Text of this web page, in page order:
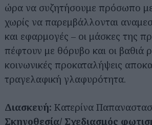
ώρα να συζητήσουμε πρόσωπο
χωρίς να παρεμβάλλονται
και εφαρμογές – οι μάσκες της
πέφτουν με θόρυβο και οι βαθιά
κοινωνικές προκαταλήψεις
τραγελαφική γλαφυρότητα.
Διασκευή: Κατερίνα
Σκηνοθεσία/ Σχεδιασμός